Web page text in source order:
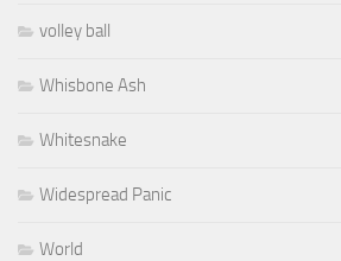
volley ball
Whisbone Ash
Whitesnake
Widespread Panic
World